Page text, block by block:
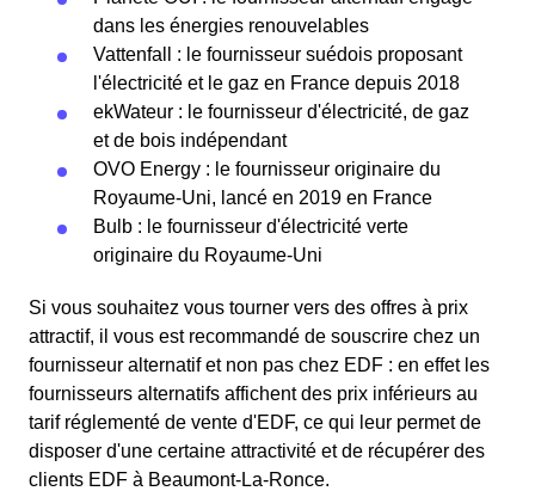
dans les énergies renouvelables
Vattenfall : le fournisseur suédois proposant
l'électricité et le gaz en France depuis 2018
ekWateur : le fournisseur d'électricité, de gaz
et de bois indépendant
OVO Energy : le fournisseur originaire du
Royaume-Uni, lancé en 2019 en France
Bulb : le fournisseur d'électricité verte
originaire du Royaume-Uni
Si vous souhaitez vous tourner vers des offres à prix
attractif, il vous est recommandé de souscrire chez un
fournisseur alternatif et non pas chez EDF : en effet les
fournisseurs alternatifs affichent des prix inférieurs au
tarif réglementé de vente d'EDF, ce qui leur permet de
disposer d'une certaine attractivité et de récupérer des
clients EDF à Beaumont-La-Ronce.